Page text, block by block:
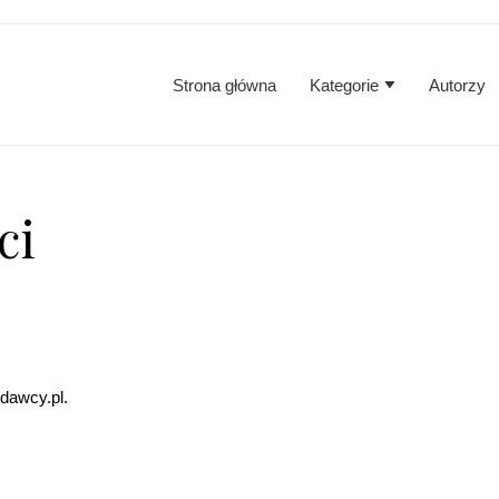
Strona główna Kategorie Autorzy